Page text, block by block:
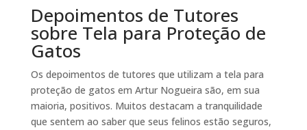
Depoimentos de Tutores
sobre Tela para Proteção de
Gatos
Os depoimentos de tutores que utilizam a tela para
proteção de gatos em Artur Nogueira são, em sua
maioria, positivos. Muitos destacam a tranquilidade
que sentem ao saber que seus felinos estão seguros,